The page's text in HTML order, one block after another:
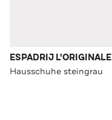
ESPADRIJ L'ORIGINALE
Hausschuhe steingrau